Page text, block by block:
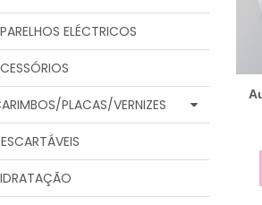
ELÉCTRICOS
PLACAS/VERNIZES